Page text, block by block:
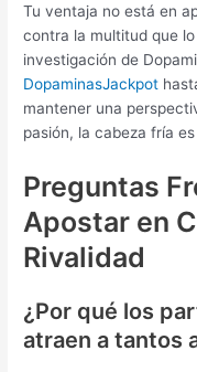
Tu ventaja no está en
contra la multitud que
investigación de
DopaminasJackpot
mantener una
pasión, la cabeza fría
Preguntas
Apostar en
Rivalidad
¿Por qué los
atraen a tantos